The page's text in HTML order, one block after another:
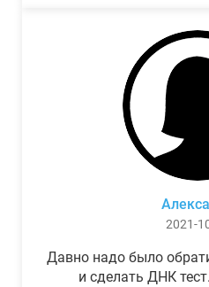
2021-
Давно надо было
и сделать ДНК